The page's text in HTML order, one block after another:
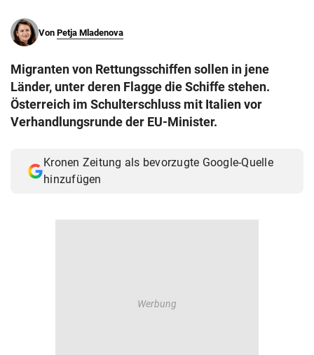
Von Petja Mladenova
Migranten von Rettungsschiffen sollen in jene
Länder, unter deren Flagge die Schiffe stehen.
Österreich im Schulterschluss mit Italien vor
Verhandlungsrunde der EU-Minister.
Kronen Zeitung als bevorzugte Google-Quelle
hinzufügen